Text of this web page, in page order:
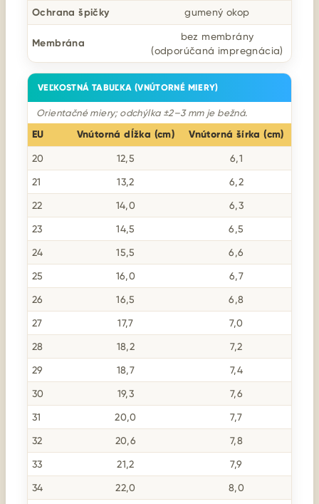
Ochrana špičky gumený okop
Membrána
bez membrány
(odporúčaná impregnácia)
VEĽKOSTNÁ TABUĽKA (VNÚTORNÉ MIERY)
Orientačné miery; odchýlka ±2–3 mm je bežná.
EU Vnútorná dĺžka (cm) Vnútorná šírka (cm)
20 12,5 6,1
21 13,2 6,2
22 14,0 6,3
23 14,5 6,5
24 15,5 6,6
25 16,0 6,7
26 16,5 6,8
27 17,7 7,0
28 18,2 7,2
29 18,7 7,4
30 19,3 7,6
31 20,0 7,7
32 20,6 7,8
33 21,2 7,9
34 22,0 8,0